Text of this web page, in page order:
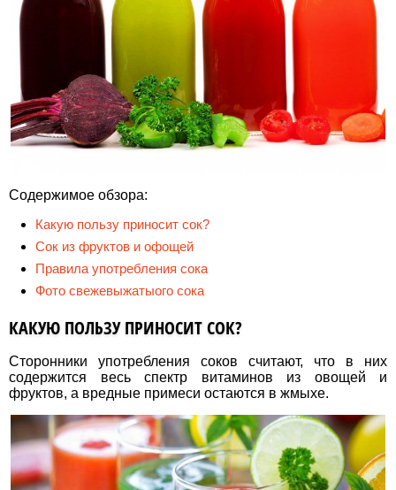
Содержимое обзора:
Какую пользу приносит сок?
Сок из фруктов и офощей
Правила употребления сока
Фото свежевыжатыого сока
КАКУЮ ПОЛЬЗУ ПРИНОСИТ СОК?
Сторонники употребления соков считают, что в них
содержится весь спектр витаминов из овощей и
фруктов, а вредные примеси остаются в жмыхе.